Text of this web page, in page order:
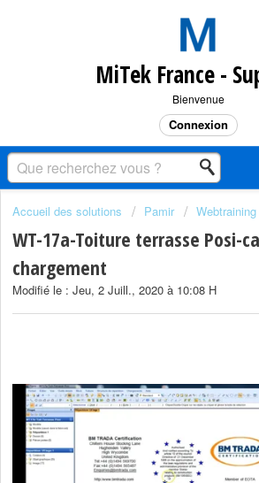
MiTek France -
Bienvenue
Connexion
Accueil des solutions Pamir Webtraining
WT-17a-Toiture terrasse Posi-
chargement
Modifié le : Jeu, 2 Juill., 2020 à 10:08 H